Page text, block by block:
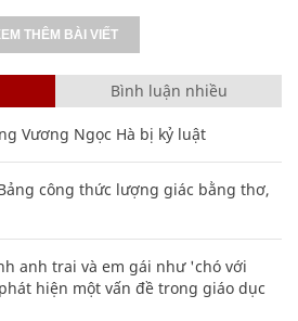
THÊM BÀI VIẾT
Bình luận nhiều
Vương Ngọc Hà bị kỷ luật
công thức lượng giác bằng thơ,
anh trai và em gái như 'chó với
hiện một vấn đề trong giáo dục